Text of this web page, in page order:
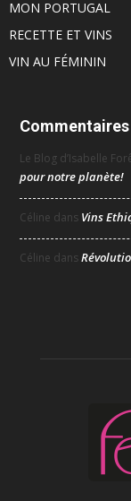
MON PORTUGAL
RECETTE ET VINS
VIN AU FÉMININ
Le Blog d’Isabelle
pour notre planète!
Céline dans Vins
Céline dans